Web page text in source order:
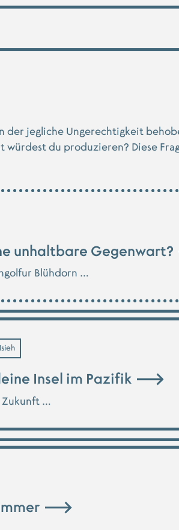
der jegliche Ungerechtigkeit
du produzieren? Diese
unhaltbare Gegenwart?
Blühdorn …
Insel im Pazifik
Zukunft …